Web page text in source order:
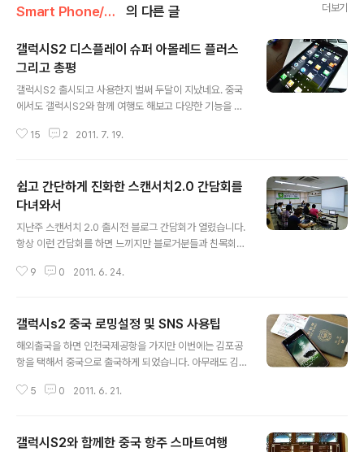
Smart Phone/Android 의 다른 글 더보기
갤럭시S2 디스플레이 슈퍼 아몰레드 플러스
그리고 총평
갤럭시S2 출시되고 사용한지 벌써 두달이 지났네요. 중국
에서도 갤럭시S2와 함께 여행도 해보고 다양한 기능을 체
S2의 디스플레이에 대해서 이야길하고 마무리짓고자 합니
니다. 또한 정전식 터치패널을 장착해 멀티터치가 가능할
뿐만 아니라 기존 대비 명암비와 소비전력도 향상 되었습
니다. 아몰레드에서 슈퍼 아몰레드로 발전 그리고 슈퍼 아
몰레드 플러스로 발전하면서 선명도, 시야각, 밝기, 소비전
력 등 다양한 면에서 월등히 좋아졌다는 평들이 많습니다.
Real RGB 타입이며 펜타일 구조의 한계를 탈피한 리얼R
15 2 2011. 7. 19.
쉽고 간단하게 진화한 스캔서치2.0 간담회를
다녀와서
지난주 스캔서치 2.0 출시전 블로그 간담회가 열렸습니다.
항상 이런 간담회를 하면 느끼지만 블로거분들과 친목회를
선 분위기는 훈훈하고 좋았습니다. 우선 간단하게 스캔서
치를 창출하는 컴퓨터비전(computer vision) 기술기반
으로 최근 모바일 및 카메라 등에서 중요한 핵심 기술을 보
유하고 있는 회사라는 걸 간담회를 통해서 알게 되었습니
프라인을 연결하는 상황인지기술 기반으로 people Pow
9 0 2011. 6. 24.
갤럭시s2 중국 로밍설정 및 SNS 사용팁
해외출국을 하면 인천국제공항을 가지만 이번에는 김포공
항을 택해서 중국으로 출국하게 되었습니다. 아무래도 김
근성이 좋아 선택했습니다. 스마트폰으로 해외로밍을 위해
정에 유의가 필요합니다. 출국전에 데이터 T로밍 계산기
5 0 2011. 6. 21.
갤럭시S2와 함께한 중국 항주 스마트여행